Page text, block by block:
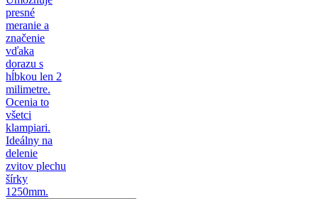
presné
meranie a
značenie
vďaka
dorazu s
hĺbkou len 2
milimetre.
Ocenia to
všetci
klampiari.
Ideálny na
delenie
zvitov plechu
šírky
1250mm.